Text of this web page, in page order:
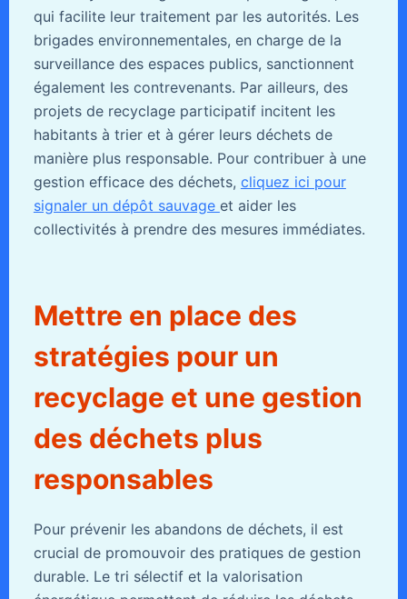
qui facilite leur traitement par les autorités. Les
brigades environnementales, en charge de la
surveillance des espaces publics, sanctionnent
également les contrevenants. Par ailleurs, des
projets de recyclage participatif incitent les
habitants à trier et à gérer leurs déchets de
manière plus responsable. Pour contribuer à une
gestion efficace des déchets, cliquez ici pour
signaler un dépôt sauvage et aider les
collectivités à prendre des mesures immédiates.
Mettre en place des
stratégies pour un
recyclage et une gestion
des déchets plus
responsables
Pour prévenir les abandons de déchets, il est
crucial de promouvoir des pratiques de gestion
durable. Le tri sélectif et la valorisation